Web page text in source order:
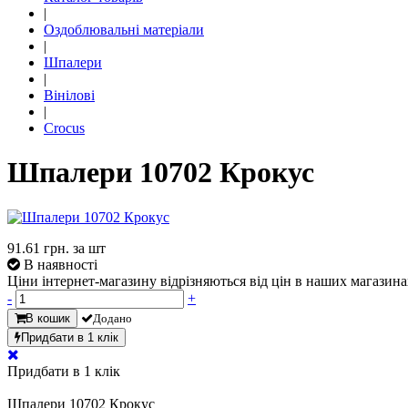
|
Оздоблювальні матеріали
|
Шпалери
|
Вінілові
|
Crocus
Шпалери 10702 Крокус
91.61 грн. за шт
В наявності
Ціни інтернет-магазину відрізняються від цін в наших
-
+
В кошик
Додано
Придбати в 1 клік
Придбати в 1 клік
Шпалери 10702 Крокус